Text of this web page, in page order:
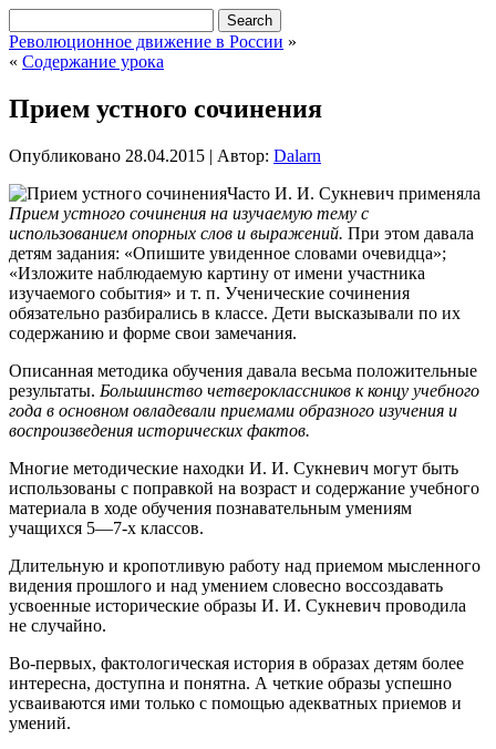
Революционное движение в России »
« Содержание урока
Прием устного сочинения
Опубликовано 28.04.2015 | Автор: Dalarn
Часто И. И. Сукневич применяла
Прием устного сочинения на изучаемую тему с
использованием опорных слов и выражений. При этом давала
детям задания: «Опишите увиденное словами очевидца»;
«Изложите наблюдаемую картину от имени участника
изучаемого события» и т. п. Ученические сочинения
обязательно разбирались в классе. Дети высказывали по их
содержанию и форме свои замечания.
Описанная методика обучения давала весьма положительные
результаты. Большинство четвероклассников к концу учебного
года в основном овладевали приемами образного изучения и
воспроизведения исторических фактов.
Многие методические находки И. И. Сукневич могут быть
использованы с поправкой на возраст и содержание учебного
материала в ходе обучения познавательным умениям
учащихся 5—7-х классов.
Длительную и кропотливую работу над приемом мысленного
видения прошлого и над умением словесно воссоздавать
усвоенные исторические образы И. И. Сукневич проводила
не случайно.
Во-первых, фактологическая история в образах детям более
интересна, доступна и понятна. А четкие образы успешно
усваиваются ими только с помощью адекватных приемов и
умений.